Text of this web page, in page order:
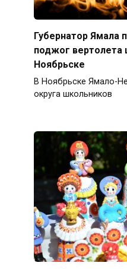
Губернатор Ямала
поджог вертолета
Ноябрьске
В Ноябрьске Ямало-
округа школьников